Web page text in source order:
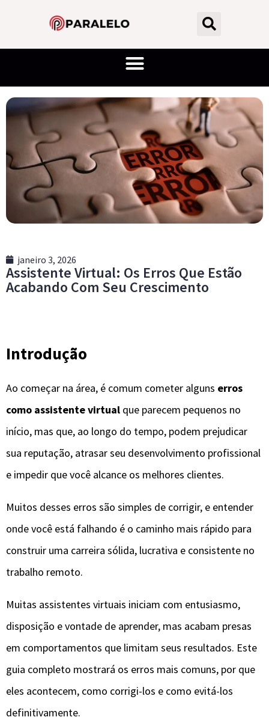
janeiro 3, 2026
Assistente Virtual: Os Erros Que Estão
Acabando Com Seu Crescimento
Introdução
Ao começar na área, é comum cometer alguns erros
como assistente virtual que parecem pequenos no
início, mas que, ao longo do tempo, podem prejudicar
sua reputação, atrasar seu desenvolvimento profissional
e impedir que você alcance os melhores clientes.
Muitos desses erros são simples de corrigir, e entender
onde você está falhando é o caminho mais rápido para
construir uma carreira sólida, lucrativa e consistente no
trabalho remoto.
Muitas assistentes virtuais iniciam com entusiasmo,
disposição e vontade de aprender, mas acabam presas
em comportamentos que limitam seus resultados. Este
guia completo mostrará os erros mais comuns, por que
eles acontecem, como corrigi-los e como evitá-los
definitivamente.